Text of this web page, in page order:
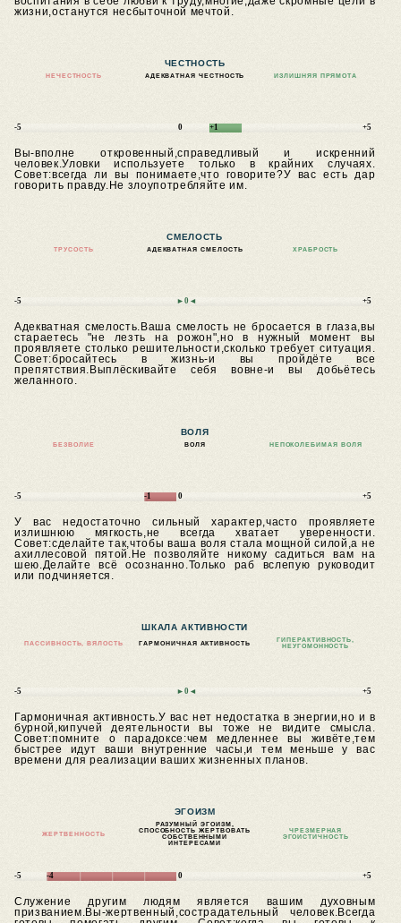
жизни,останутся несбыточной мечтой.
ЧЕСТНОСТЬ
НЕЧЕСТНОСТЬ АДЕКВАТНАЯ ЧЕСТНОСТЬ ИЗЛИШНЯЯ ПРЯМОТА
-5 0 +1 +5
Вы-вполне откровенный,справедливый и искренний
человек.Уловки используете только в крайних случаях.
Совет:всегда ли вы понимаете,что говорите?У вас есть дар
говорить правду.Не злоупотребляйте им.
СМЕЛОСТЬ
ТРУСОСТЬ АДЕКВАТНАЯ СМЕЛОСТЬ ХРАБРОСТЬ
-5 ►0◄ +5
Адекватная смелость.Ваша смелость не бросается в глаза,вы
стараетесь "не лезть на рожон",но в нужный момент вы
проявляете столько решительности,сколько требует ситуация.
Совет:бросайтесь в жизнь-и вы пройдёте все
препятствия.Выплёскивайте себя вовне-и вы добьётесь
желанного.
ВОЛЯ
БЕЗВОЛИЕ ВОЛЯ НЕПОКОЛЕБИМАЯ ВОЛЯ
-5 -1 0 +5
У вас недостаточно сильный характер,часто проявляете
излишнюю мягкость,не всегда хватает уверенности.
Совет:сделайте так,чтобы ваша воля стала мощной силой,а не
ахиллесовой пятой.Не позволяйте никому садиться вам на
шею.Делайте всё осознанно.Только раб вслепую руководит
или подчиняется.
ШКАЛА АКТИВНОСТИ
ПАССИВНОСТЬ, ВЯЛОСТЬ ГАРМОНИЧНАЯ АКТИВНОСТЬ
ГИПЕРАКТИВНОСТЬ,
НЕУГОМОННОСТЬ
-5 ►0◄ +5
Гармоничная активность.У вас нет недостатка в энергии,но и в
бурной,кипучей деятельности вы тоже не видите смысла.
Совет:помните о парадоксе:чем медленнее вы живёте,тем
быстрее идут ваши внутренние часы,и тем меньше у вас
времени для реализации ваших жизненных планов.
ЭГОИЗМ
ЖЕРТВЕННОСТЬ
РАЗУМНЫЙ ЭГОИЗМ,
СПОСОБНОСТЬ ЖЕРТВОВАТЬ
СОБСТВЕННЫМИ
ИНТЕРЕСАМИ
ЧРЕЗМЕРНАЯ
ЭГОИСТИЧНОСТЬ
-5 -4 0 +5
Служение другим людям является вашим духовным
призванием.Вы-жертвенный,сострадательный человек.Всегда